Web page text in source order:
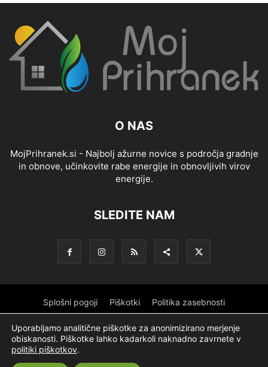
O NAS
MojPrihranek.si - Najbolj ažurne novice s področja gradnje
in obnove, učinkovite rabe energije in obnovljivih virov
energije.
SLEDITE NAM
Splošni pogoji Piškotki Politika zasebnosti
Oglaševanje Partnerji Sofinanciranje Logotip
O podjetju
Uporabljamo analitične piškotke za anonimizirano merjenje
obiskanosti. Piškotke lahko kadarkoli naknadno zavrnete v
politiki piškotkov.